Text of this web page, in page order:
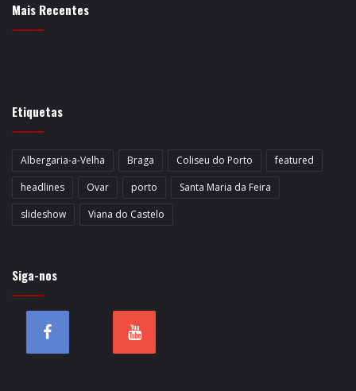
Mais Recentes
Etiquetas
Albergaria-a-Velha Braga Coliseu do Porto
featured
headlines
Ovar porto
Santa Maria da Feira
slideshow
Viana do Castelo
Siga-nos